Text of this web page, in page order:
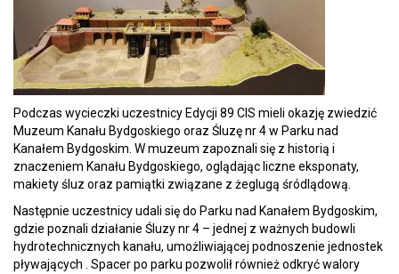
Podczas wycieczki uczestnicy Edycji 89 CIS mieli okazję zwiedzić
Muzeum Kanału Bydgoskiego oraz Śluzę nr 4 w Parku nad
Kanałem Bydgoskim. W muzeum zapoznali się z historią i
znaczeniem Kanału Bydgoskiego, oglądając liczne eksponaty,
makiety śluz oraz pamiątki związane z żeglugą śródlądową.
Następnie uczestnicy udali się do Parku nad Kanałem Bydgoskim,
gdzie poznali działanie Śluzy nr 4 – jednej z ważnych budowli
hydrotechnicznych kanału, umożliwiającej podnoszenie jednostek
pływających . Spacer po parku pozwolił również odkryć walory